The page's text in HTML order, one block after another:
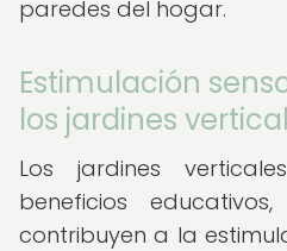
paredes del hogar.
Estimulación
los jardines
Los jardines
beneficios
contribuyen a la